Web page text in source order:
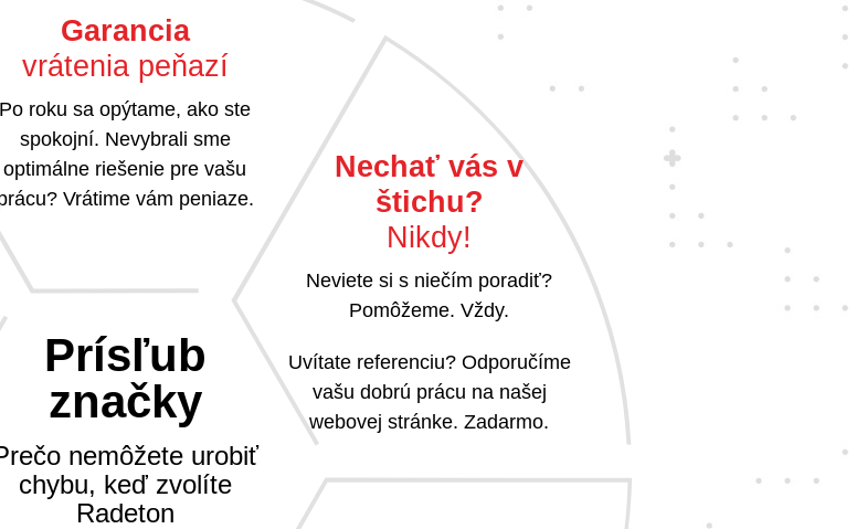
Prísľub
značky
nemôžete urobiť
chybu, keď zvolíte
Radeton
Garancia
vrátenia peňazí
Po roku sa opýtame, ako ste
spokojní. Nevybrali sme
optimálne riešenie pre vašu
Vrátime vám peniaze.
Nechať vás v
štichu?
Nikdy!
Neviete si s niečím poradiť?
Pomôžeme. Vždy.
Uvítate referenciu? Odporučíme
vašu dobrú prácu na našej
webovej stránke. Zadarmo.